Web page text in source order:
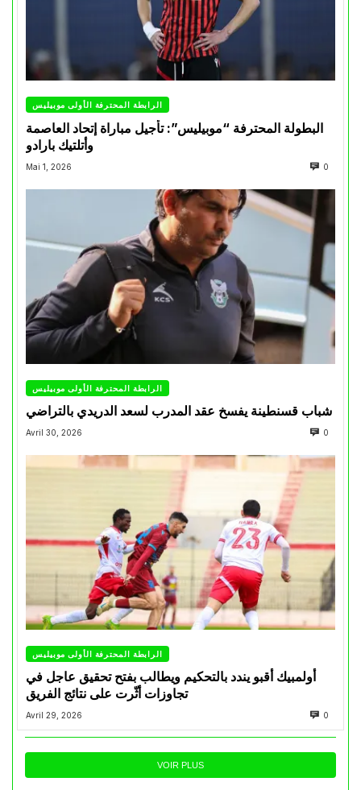
الرابطة المحترفة الأولى موبيليس
البطولة المحترفة “موبيليس”: تأجيل مباراة إتحاد العاصمة
وأتلتيك بارادو
Mai 1, 2026 0
الرابطة المحترفة الأولى موبيليس
شباب قسنطينة يفسخ عقد المدرب لسعد الدريدي بالتراضي
Avril 30, 2026 0
الرابطة المحترفة الأولى موبيليس
أولمبيك أقبو يندد بالتحكيم ويطالب بفتح تحقيق عاجل في
تجاوزات أثّرت على نتائج الفريق
Avril 29, 2026 0
VOIR PLUS